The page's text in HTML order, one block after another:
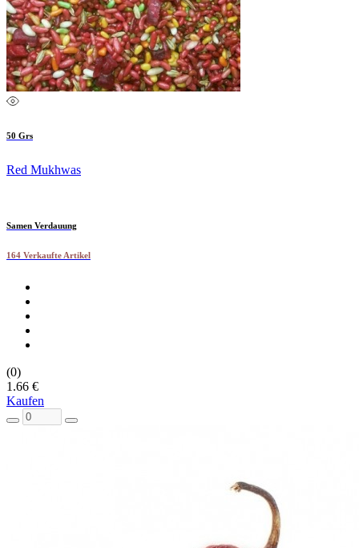
50 Grs
Red Mukhwas
Samen Verdauung
164 Verkaufte Artikel
(0)
1.66 €
Kaufen